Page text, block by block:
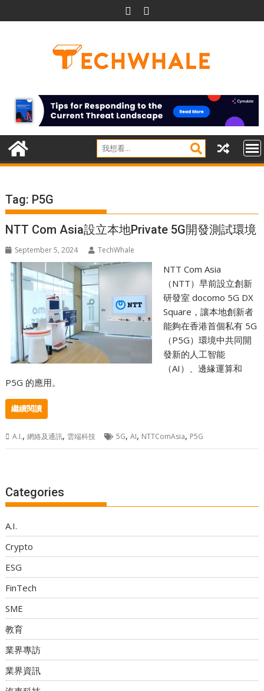
to
Tag: P5G
NTT Com Asia設立本地Private 5G開發測試環境
September 5, 2024 TechWhale
NTT Com Asia
（NTT）早前設立創新
研發室 docomo 5G DX
Square，讓本地創新者
能夠在香港首個私有 5G
（P5G）環境中共同開
發新的人工智能
（AI）、邊緣運算和
P5G 的應用。
繼續閱讀
A.I.,網絡及通訊, 雲端科技 5G,AI, NTTComAsia, P5G
Categories
A.I.
Crypto
ESG
FinTech
SME
教育
業界專訪
業界資訊